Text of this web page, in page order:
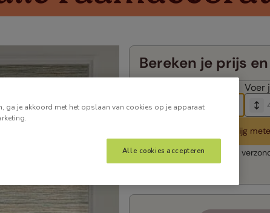
Bereken je prijs
Voer
Krijg
Snelle levering:
ga je akkoord met het opslaan van cookies op je apparaat
Alle cookies accepteren